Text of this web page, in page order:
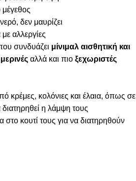
δεν μαυρίζει
αλλεργίες
συνδυάζει μίνιμαλ αισθητική και
αλλά και πιο ξεχωριστές
κρέμες, κολόνιες και έλαια, όπως σε
η λάμψη τους
κουτί τους για να διατηρηθούν